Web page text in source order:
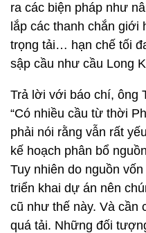
ra các biện pháp như
lắp các thanh chắn giới
trọng tải… hạn chế tối
sập cầu như cầu Long
Trả lời với báo chí, ông
“Có nhiều cầu từ thời
phải nói rằng vẫn rất
kế hoạch phân bổ
Tuy nhiên do nguồn
triển khai dự án nên
cũ như thế này. Và cần
quá tải. Những đối